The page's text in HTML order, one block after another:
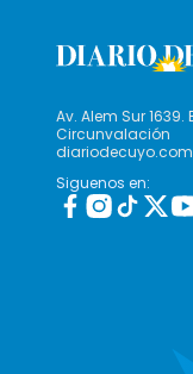
Av. Alem Sur
Circunvalación
Siguenos en: